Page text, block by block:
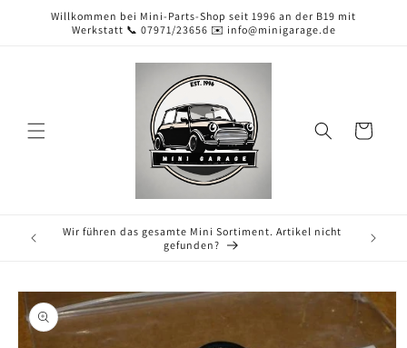
zumWillkommen bei Mini-Parts-Shop seit 1996 an der B19 mit
Werkstatt 📞 07971/23656 ✉️ info@minigarage.de
Warenkorb
Wir führen das gesamte Mini Sortiment. Artikel nicht
gefunden?